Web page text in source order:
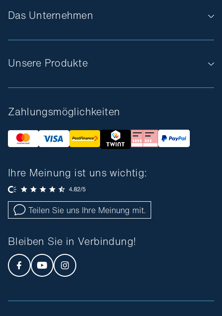
Das Unternehmen
Unsere Produkte
Zahlungsmöglichkeiten
Ihre Meinung ist uns wichtig:
Teilen Sie uns Ihre Meinung mit.
Bleiben Sie in Verbindung!